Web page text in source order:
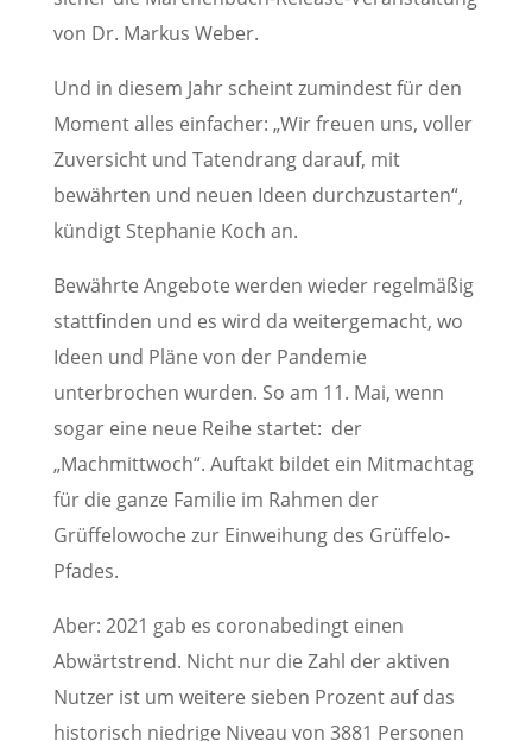
von Dr. Markus Weber.
Und in diesem Jahr scheint zumindest für den
Moment alles einfacher: „Wir freuen uns, voller
Zuversicht und Tatendrang darauf, mit
bewährten und neuen Ideen durchzustarten“,
kündigt Stephanie Koch an.
Bewährte Angebote werden wieder regelmäßig
stattfinden und es wird da weitergemacht, wo
Ideen und Pläne von der Pandemie
unterbrochen wurden. So am 11. Mai, wenn
sogar eine neue Reihe startet: der
„Machmittwoch“. Auftakt bildet ein Mitmachtag
für die ganze Familie im Rahmen der
Grüffelowoche zur Einweihung des Grüffelo-
Pfades.
Aber: 2021 gab es coronabedingt einen
Abwärtstrend. Nicht nur die Zahl der aktiven
Nutzer ist um weitere sieben Prozent auf das
historisch niedrige Niveau von 3881 Personen